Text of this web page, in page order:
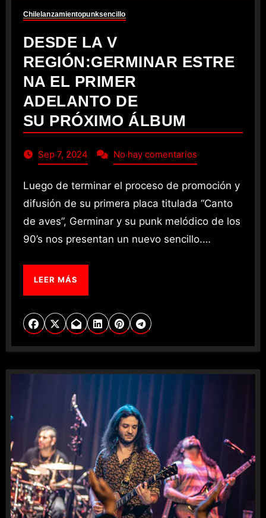
Chile lanzamientopunksencillo
DESDE LA V
REGIÓN:GERMINAR ESTRE
NA EL PRIMER
ADELANTO DE
SU PRÓXIMO ÁLBUM
Sep 7, 2024 No hay comentarios
Luego de terminar el proceso de promoción y
difusión de su primera placa titulada “Canto
de aves”, Germinar y su punk melódico de los
90’s nos presentan un nuevo sencillo.…
LEER MÁS